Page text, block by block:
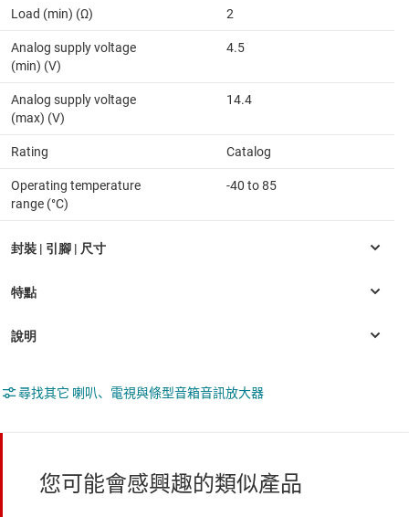
Load (min) (Ω) 2
Analog supply voltage
(min) (V)
4.5
Analog supply voltage
(max) (V)
14.4
Rating Catalog
Operating temperature
range (°C)
-40 to 85
尋找其它 喇叭、電視與條型音箱音訊放大器
您可能會感興趣的類似產品